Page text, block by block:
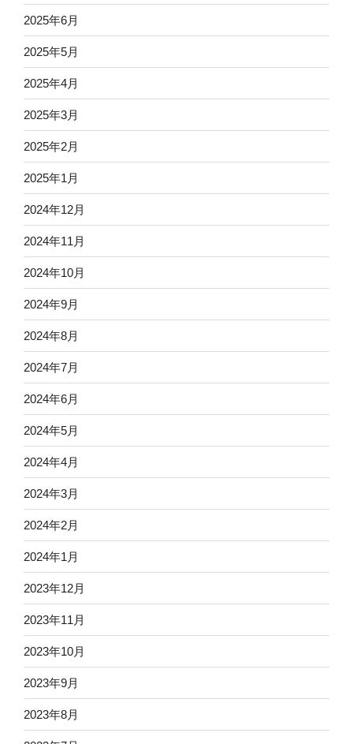
2025年6月
2025年5月
2025年4月
2025年3月
2025年2月
2025年1月
2024年12月
2024年11月
2024年10月
2024年9月
2024年8月
2024年7月
2024年6月
2024年5月
2024年4月
2024年3月
2024年2月
2024年1月
2023年12月
2023年11月
2023年10月
2023年9月
2023年8月